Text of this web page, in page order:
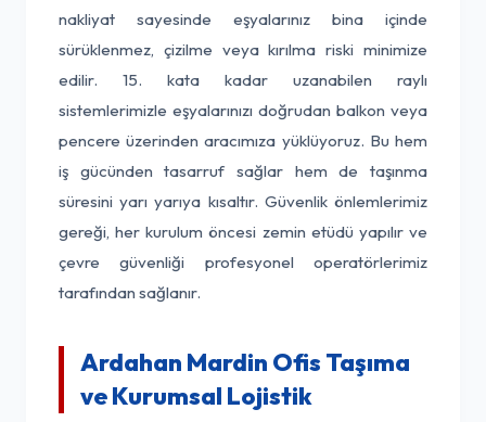
nakliyat sayesinde eşyalarınız bina içinde
sürüklenmez, çizilme veya kırılma riski minimize
edilir. 15. kata kadar uzanabilen raylı
sistemlerimizle eşyalarınızı doğrudan balkon veya
pencere üzerinden aracımıza yüklüyoruz. Bu hem
iş gücünden tasarruf sağlar hem de taşınma
süresini yarı yarıya kısaltır. Güvenlik önlemlerimiz
gereği, her kurulum öncesi zemin etüdü yapılır ve
çevre güvenliği profesyonel operatörlerimiz
tarafından sağlanır.
Ardahan Mardin Ofis Taşıma
ve Kurumsal Lojistik